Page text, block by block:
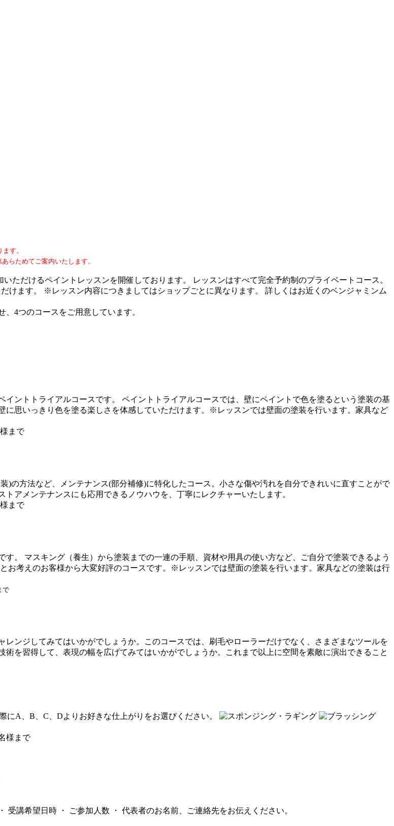
す。
らためてご案内いたします。
ただけるペイントレッスンを開催しております。 レッスンはすべて完全予約制のプライベートコース。
けます。 ※レッスン内容につきましてはショップごとに異なります。 詳しくはお近くのベンジャミンム
4つのコースをご用意しています。
ントトライアルコースです。 ペイントトライアルコースでは、壁にペイントで色を塗るという塗装の基
思いっきり色を塗る楽しさを体感していただけます。※レッスンでは壁面の塗装を行います。家具など
まで
)の方法など、メンテナンス(部分補修)に特化したコース。小さな傷や汚れを自分できれいに直すことがで
アメンテナンスにも応用できるノウハウを、丁寧にレクチャーいたします。
まで
。 マスキング（養生）から塗装までの一連の手順、資材や用具の使い方など、ご自分で塗装できるよう
お考えのお客様から大変好評のコースです。※レッスンでは壁面の塗装を行います。家具などの塗装は行
で
ンジしてみてはいかがでしょうか。このコースでは、刷毛やローラーだけでなく、さまざまなツールを
を習得して、表現の幅を広げてみてはいかがでしょうか。これまで以上に空間を素敵に演出できること
A、B、C、Dよりお好きな仕上がりをお選びください。
様まで
講希望日時 ・ ご参加人数 ・ 代表者のお名前、ご連絡先をお伝えください。